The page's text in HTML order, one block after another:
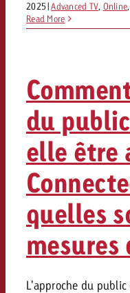
2025|Advanced TV, Online,
Read More
du
elle être
quelles
mesures
L'approche du public